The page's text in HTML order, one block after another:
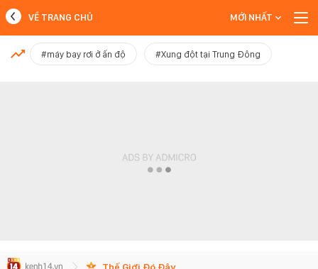
MỚI NHẤT
VỀ TRANG CHỦ MỚI NHẤT
#máy bay rơi ở ấn độ #Xung đột tại Trung Đông